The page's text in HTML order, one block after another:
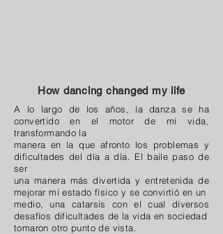
How dancing changed my life
A lo largo de los años, la danza se ha
convertido en el motor de mi vida,
transformando la
manera en la que afronto los problemas y
dificultades del día a día. El baile paso de
ser
una manera más divertida y entretenida de
mejorar mi estado físico y se convirtió en un
medio, una catarsis con el cual diversos
desafíos dificultades de la vida en sociedad
tomaron otro punto de vista.